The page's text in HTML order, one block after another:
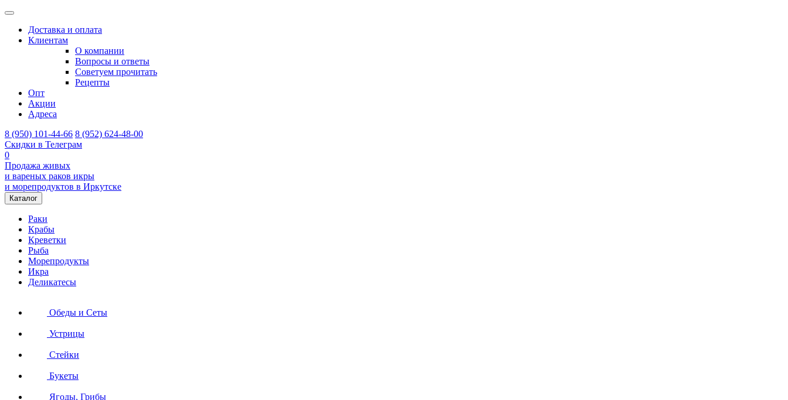
Доставка и оплата
Клиентам
О компании
Вопросы и ответы
Советуем прочитать
Рецепты
Опт
Акции
Адреса
8 (950) 101-44-66 8 (952) 624-48-00
Скидки в Телеграм
0
Продажа живых
и вареных раков икры
и морепродуктов в Иркутске
Каталог
Раки
Крабы
Креветки
Рыба
Морепродукты
Икра
Деликатесы
Обеды и Сеты
Устрицы
Стейки
Букеты
Ягоды, Грибы